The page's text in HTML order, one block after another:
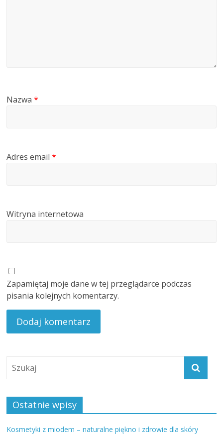
Nazwa*
Adres email*
Witryna internetowa
Zapamiętaj moje dane w tej przeglądarce podczas
pisania kolejnych komentarzy.
Ostatnie wpisy
Kosmetyki z miodem – naturalne piękno i zdrowie dla skóry